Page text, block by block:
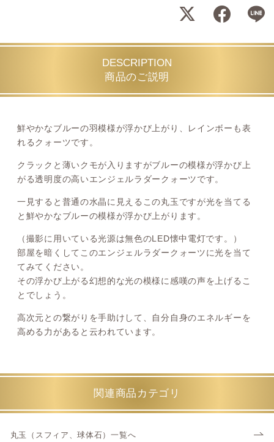
DESCRIPTION
商品のご説明
鮮やかなブルーの羽模様が浮かび上がり、レインボーも表
れるクォーツです。
クラックと薄いクモが入りますがブルーの模様が浮かび上
がる透明度の高いエンジェルラダークォーツです。
一見すると普通の水晶に見えるこの丸玉ですが光を当てる
と鮮やかなブルーの模様が浮かび上がります。
（撮影に用いている光源は無色のLED懐中電灯です。）
部屋を暗くしてこのエンジェルラダークォーツに光を当て
てみてください。
その浮かび上がる幻想的な光の模様に感嘆の声を上げるこ
とでしょう。
高次元との繋がりを手助けして、自分自身のエネルギーを
高める力があると云われています。
関連商品カテゴリ
丸玉（スフィア、球体石）一覧へ